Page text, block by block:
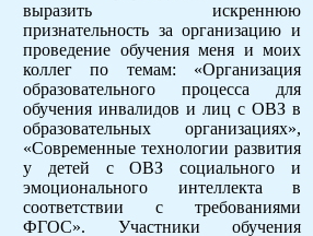
выразить искреннюю
признательность за организацию и
проведение обучения меня и моих
коллег по темам: «Организация
образовательного процесса для
обучения инвалидов и лиц с ОВЗ в
образовательных организациях»,
«Современные технологии развития
у детей с ОВЗ социального и
эмоционального интеллекта в
соответствии с требованиями
ФГОС». Участники обучения